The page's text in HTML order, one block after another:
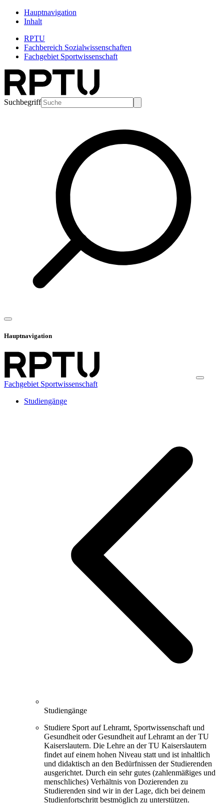
Hauptnavigation
Inhalt
RPTU
Fachbereich Sozialwissenschaften
Fachgebiet Sportwissenschaft
Suchbegriff
Hauptnavigation
Fachgebiet Sportwissenschaft
Studiengänge
Studiengänge
Studiere Sport auf Lehramt, Sportwissenschaft und
Gesundheit oder Gesundheit auf Lehramt an der TU
Kaiserslautern. Die Lehre an der TU Kaiserslautern
findet auf einem hohen Niveau statt und ist inhaltlich
und didaktisch an den Bedürfnissen der Studierenden
ausgerichtet. Durch ein sehr gutes (zahlenmäßiges und
menschliches) Verhältnis von Dozierenden zu
Studierenden sind wir in der Lage, dich bei deinem
Studienfortschritt bestmöglich zu unterstützen.